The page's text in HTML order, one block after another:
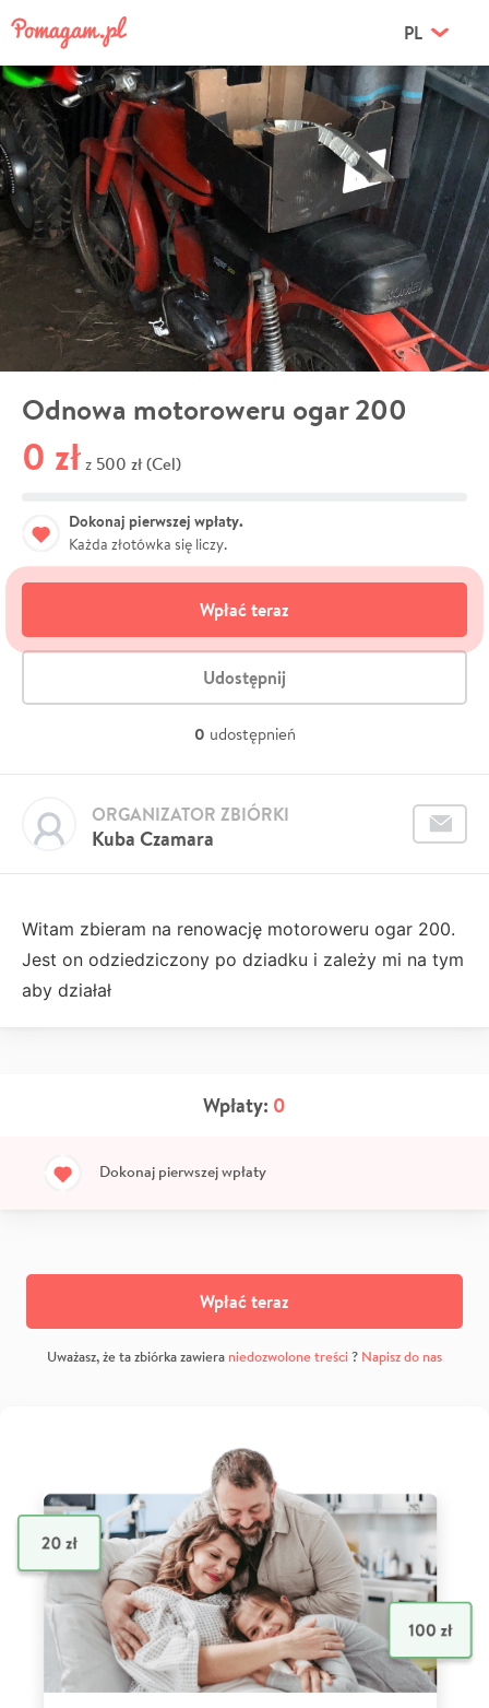
PL
Odnowa motoroweru ogar 200
0 zł z 500 zł (Cel)
Dokonaj pierwszej wpłaty.
Każda złotówka się liczy.
Wpłać teraz
Udostępnij
0 udostępnień
Kuba Czamara
ORGANIZATOR ZBIÓRKI
Witam zbieram na renowację motoroweru ogar 200.
Jest on odziedziczony po dziadku i zależy mi na tym
aby działał
Wpłaty: 0
Dokonaj pierwszej wpłaty
Wpłać teraz
Uważasz, że ta zbiórka zawiera niedozwolone treści? Napisz do nas